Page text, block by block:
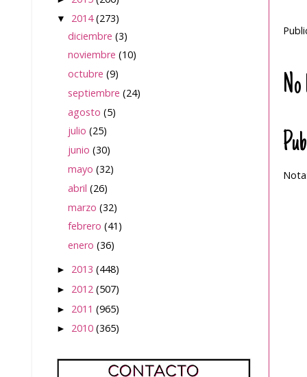
▼ 2014(273)
diciembre(3)
noviembre(10)
octubre(9)
septiembre(24)
agosto(5)
julio(25)
junio(30)
mayo(32)
abril(26)
marzo(32)
febrero(41)
enero(36)
► 2013 (448)
► 2012 (507)
► 2011 (965)
► 2010 (365)